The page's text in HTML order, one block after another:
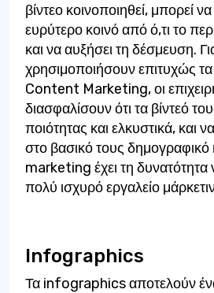
βίντεο κοινοποιηθεί, μπορεί
ευρύτερο κοινό από ό,τι το
και να αυξήσει τη δέσμευση.
χρησιμοποιήσουν επιτυχώς τα
Content Marketing, οι
διασφαλίσουν ότι τα βίντεό
ποιότητας και ελκυστικά, και
στο βασικό τους
marketing έχει τη δυνατότητα
πολύ ισχυρό εργαλείο
Infographics
Τα infographics αποτελούν